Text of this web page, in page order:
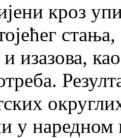
кроз
и изазова,
у наредном